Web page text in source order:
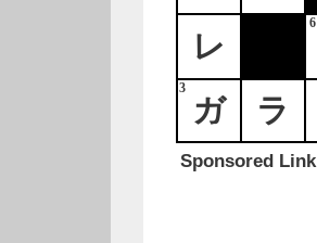
6
3
レ
ガ
ラ
Sponsored Link